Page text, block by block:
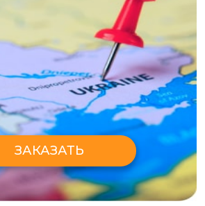
ЗАКАЗАТЬ